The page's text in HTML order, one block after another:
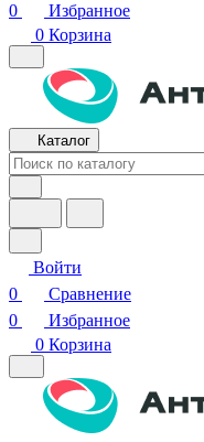
0
Избранное
0 Корзина
Каталог
Войти
0
Сравнение
0
Избранное
0 Корзина